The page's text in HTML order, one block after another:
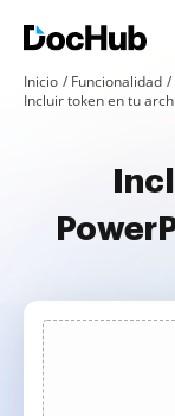
Inicio Funcionalidad
Incluir token en tu